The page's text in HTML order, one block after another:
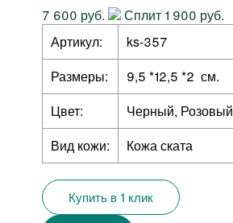
7 600 руб.
Сплит 1 900 руб.
Артикул:
ks-357
Размеры:
9,5 *12,5 *2 см.
Цвет:
Черный, Розовый
Вид кожи:
Кожа ската
Купить в 1 клик